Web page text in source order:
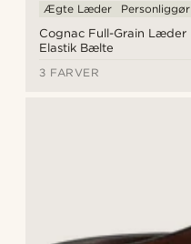
Cognac Full-Grain Læder
Elastik Bælte
Ægte Læder Personliggør
3 FARVER